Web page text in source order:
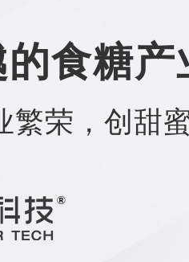
食糖
繁荣，创甜